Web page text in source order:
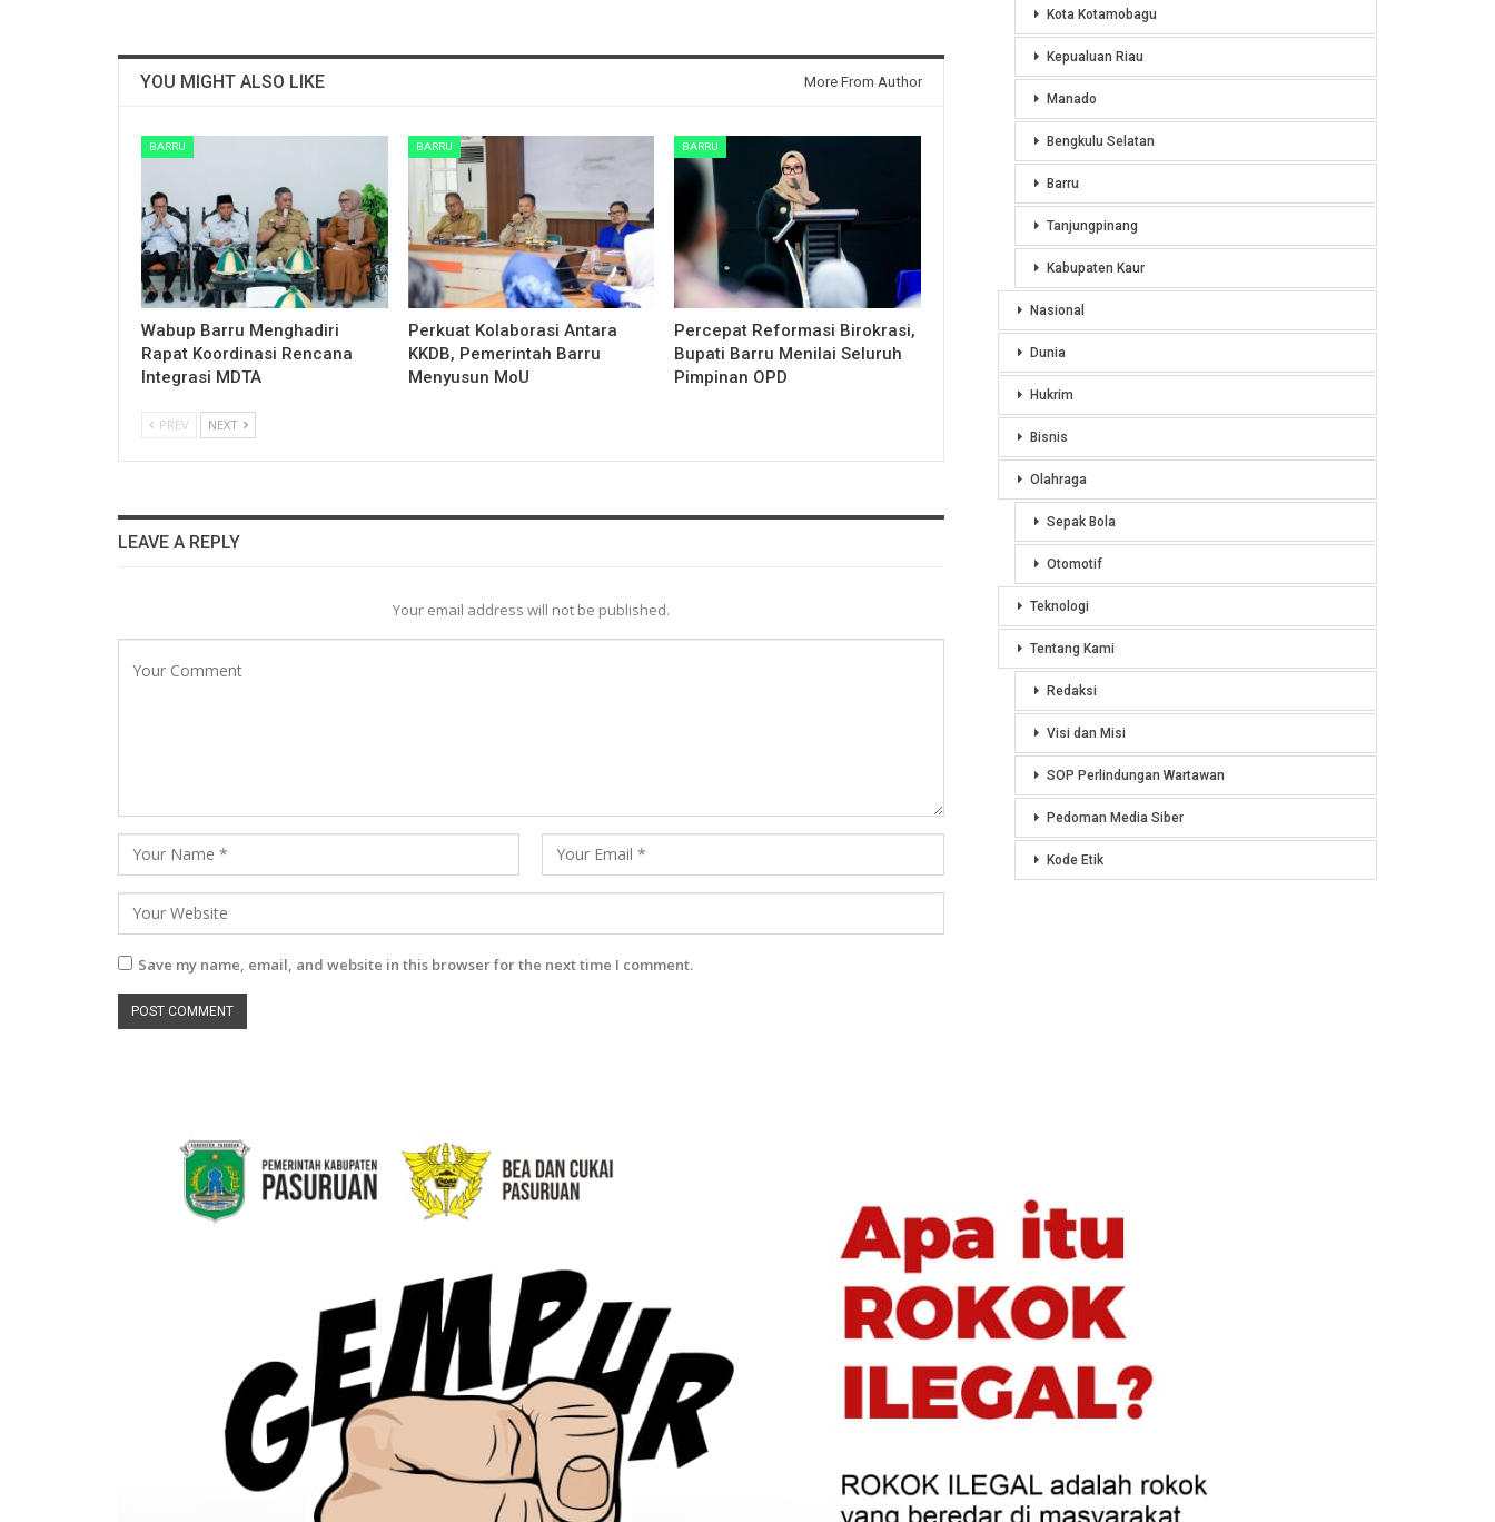
YOU MIGHT ALSO LIKE More From Author
BARRU
Wabup Barru Menghadiri
Rapat Koordinasi Rencana
Integrasi MDTA
BARRU
Perkuat Kolaborasi Antara
KKDB, Pemerintah Barru
Menyusun MoU
BARRU
Percepat Reformasi Birokrasi,
Bupati Barru Menilai Seluruh
Pimpinan OPD
PREV NEXT
LEAVE A REPLY
Your email address will not be published.
Save my name, email, and website in this browser for the next time I comment.
Kota Kotamobagu
Kepualuan Riau
Manado
Bengkulu Selatan
Barru
Tanjungpinang
Kabupaten Kaur
Nasional
Dunia
Hukrim
Bisnis
Olahraga
Sepak Bola
Otomotif
Teknologi
Tentang Kami
Redaksi
Visi dan Misi
SOP Perlindungan Wartawan
Pedoman Media Siber
Kode Etik